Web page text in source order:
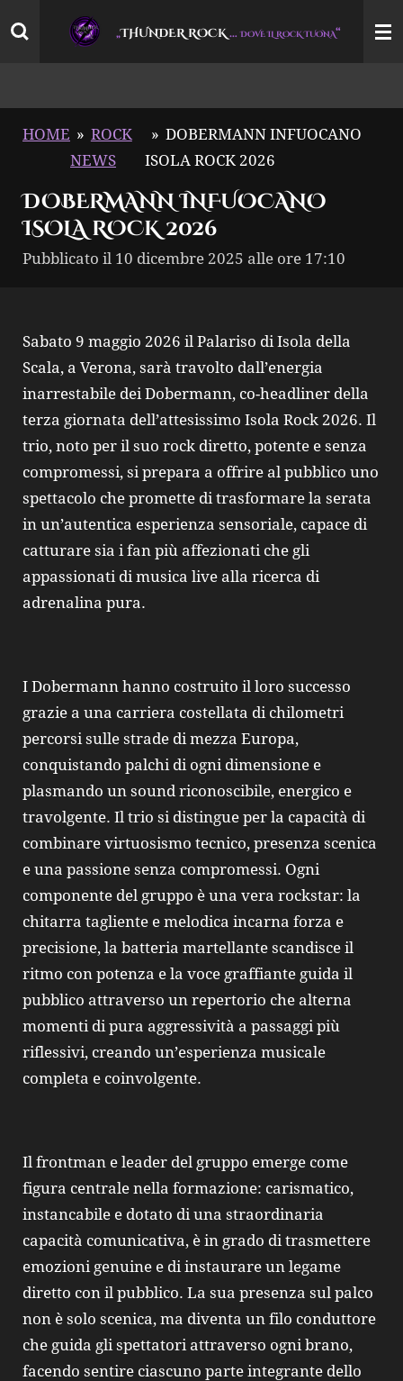
Vai
„THUNDER ROCK…DOVE IL ROCK TUONA“
HOME » ROCK
NEWS
» DOBERMANN INFUOCANO
ISOLA ROCK 2026
DOBERMANN INFUOCANO
ISOLA ROCK 2026
Pubblicato il 10 dicembre 2025 alle ore 17:10
Sabato 9 maggio 2026 il Palariso di Isola della
Scala, a Verona, sarà travolto dall’energia
inarrestabile dei Dobermann, co-headliner della
terza giornata dell’attesissimo Isola Rock 2026. Il
trio, noto per il suo rock diretto, potente e senza
compromessi, si prepara a offrire al pubblico uno
spettacolo che promette di trasformare la serata
in un’autentica esperienza sensoriale, capace di
catturare sia i fan più affezionati che gli
appassionati di musica live alla ricerca di
adrenalina pura.
I Dobermann hanno costruito il loro successo
grazie a una carriera costellata di chilometri
percorsi sulle strade di mezza Europa,
conquistando palchi di ogni dimensione e
plasmando un sound riconoscibile, energico e
travolgente. Il trio si distingue per la capacità di
combinare virtuosismo tecnico, presenza scenica
e una passione senza compromessi. Ogni
componente del gruppo è una vera rockstar: la
chitarra tagliente e melodica incarna forza e
precisione, la batteria martellante scandisce il
ritmo con potenza e la voce graffiante guida il
pubblico attraverso un repertorio che alterna
momenti di pura aggressività a passaggi più
riflessivi, creando un’esperienza musicale
completa e coinvolgente.
Il frontman e leader del gruppo emerge come
figura centrale nella formazione: carismatico,
instancabile e dotato di una straordinaria
capacità comunicativa, è in grado di trasmettere
emozioni genuine e di instaurare un legame
diretto con il pubblico. La sua presenza sul palco
non è solo scenica, ma diventa un filo conduttore
che guida gli spettatori attraverso ogni brano,
facendo sentire ciascuno parte integrante dello